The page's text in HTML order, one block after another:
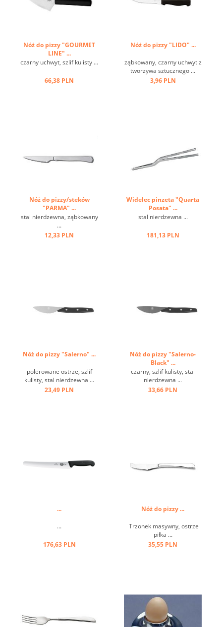
Nóż do pizzy "GOURMET
LINE" ...
czarny uchwyt, szlif kulisty ...
66,38 PLN
Nóż do pizzy "LIDO" ...
ząbkowany, czarny uchwyt z
tworzywa sztucznego ...
3,96 PLN
Nóż do pizzy/steków
"PARMA" ...
stal nierdzewna, ząbkowany
...
12,33 PLN
Widelec pinzeta "Quarta
Posata" ...
stal nierdzewna ...
181,13 PLN
Nóż do pizzy "Salerno" ...
polerowane ostrze, szlif
kulisty, stal nierdzewna ...
23,49 PLN
Nóż do pizzy "Salerno-
Black" ...
czarny, szlif kulisty, stal
nierdzewna ...
33,66 PLN
...
...
176,63 PLN
Nóż do pizzy ...
Trzonek masywny, ostrze
piłka ...
35,55 PLN